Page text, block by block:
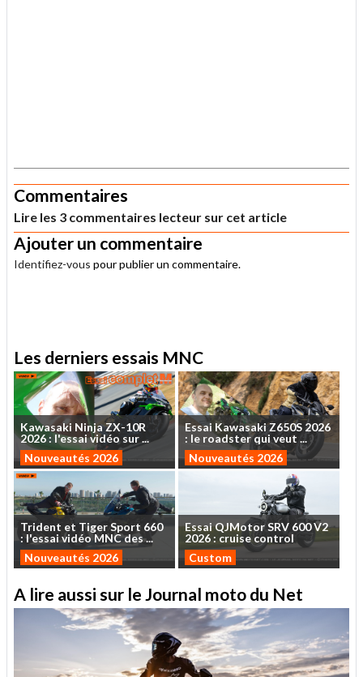
Commentaires
Lire les 3 commentaires lecteur sur cet article
Ajouter un commentaire
Identifiez-vous pour publier un commentaire.
Les derniers essais MNC
Kawasaki NinjaZX-10R
2026: l'essaividéo sur...
Nouveautés 2026
Essai KawasakiZ650S 2026
: le roadsterquiveut ...
Nouveautés 2026
Trident et TigerSport 660
: l'essaividéoMNCdes...
Nouveautés 2026
EssaiQJMotorSRV 600V2
2026 : cruise control
Custom
A lire aussi sur le Journal moto du Net